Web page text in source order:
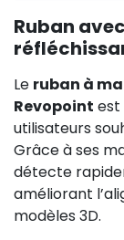
Ruban
Le ruban à
Revopoint est
utilisateurs
Grâce à ses
détecte
améliorant
modèles 3D.